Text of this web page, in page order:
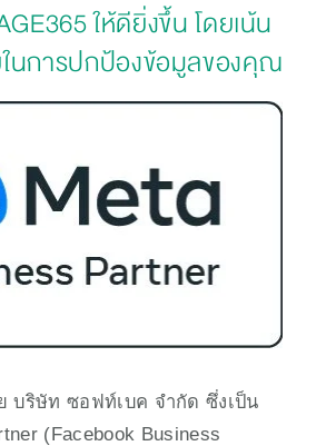
ให้ดียิ่งขึ้น โดยเน้น
นการปกป้องข้อมูลของคุณ
บริษัท ซอฟท์เบค จำกัด ซึ่งเป็น
(Facebook Business